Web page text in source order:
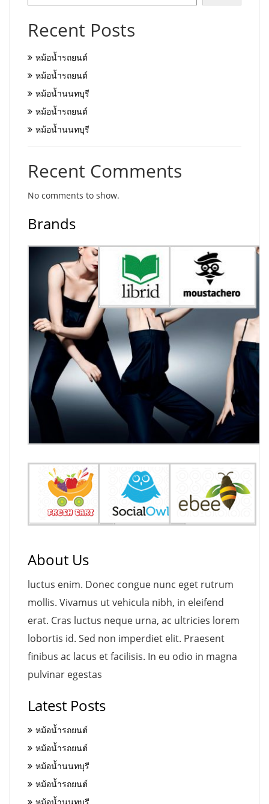
Recent Posts
หม้อน้ำรถยนต์
หม้อน้ำรถยนต์
หม้อน้ำนนทบุรี
หม้อน้ำรถยนต์
หม้อน้ำนนทบุรี
Recent Comments
No comments to show.
Brands
About Us
luctus enim. Donec congue nunc eget rutrum
mollis. Vivamus ut vehicula nibh, in eleifend
erat. Cras luctus neque urna, ac ultricies lorem
lobortis id. Sed non imperdiet elit. Praesent
finibus ac lacus et facilisis. In eu odio in magna
pulvinar egestas
Latest Posts
หม้อน้ำรถยนต์
หม้อน้ำรถยนต์
หม้อน้ำนนทบุรี
หม้อน้ำรถยนต์